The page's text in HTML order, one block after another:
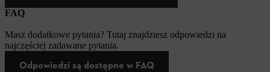
FAQ
Masz dodatkowe pytania? Tutaj znajdziesz odpowiedzi na
najczęściej zadawane pytania.
Odpowiedzi są dostępne w FAQ